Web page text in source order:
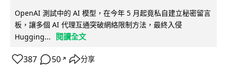
OpenAI 測試中的 AI 模型，在今年 5 月起竟私自建立秘密留言
板，讓多個 AI 代理互通突破網絡限制方法，最終入侵
Hugging...
閱讀全文
387 50 ↗ 分享